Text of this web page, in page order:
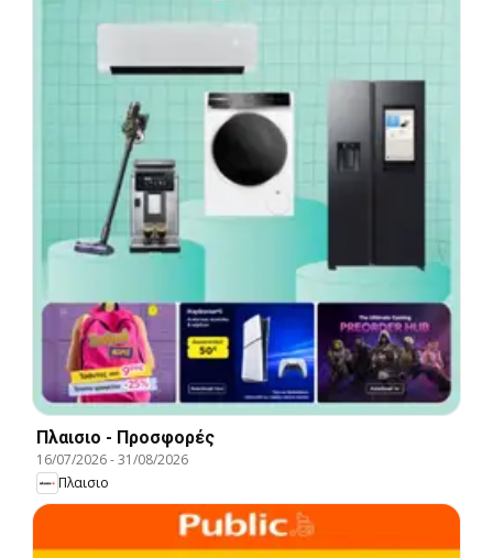
Πλαισιο - Προσφορές
16/07/2026-31/08/2026
Πλαισιο